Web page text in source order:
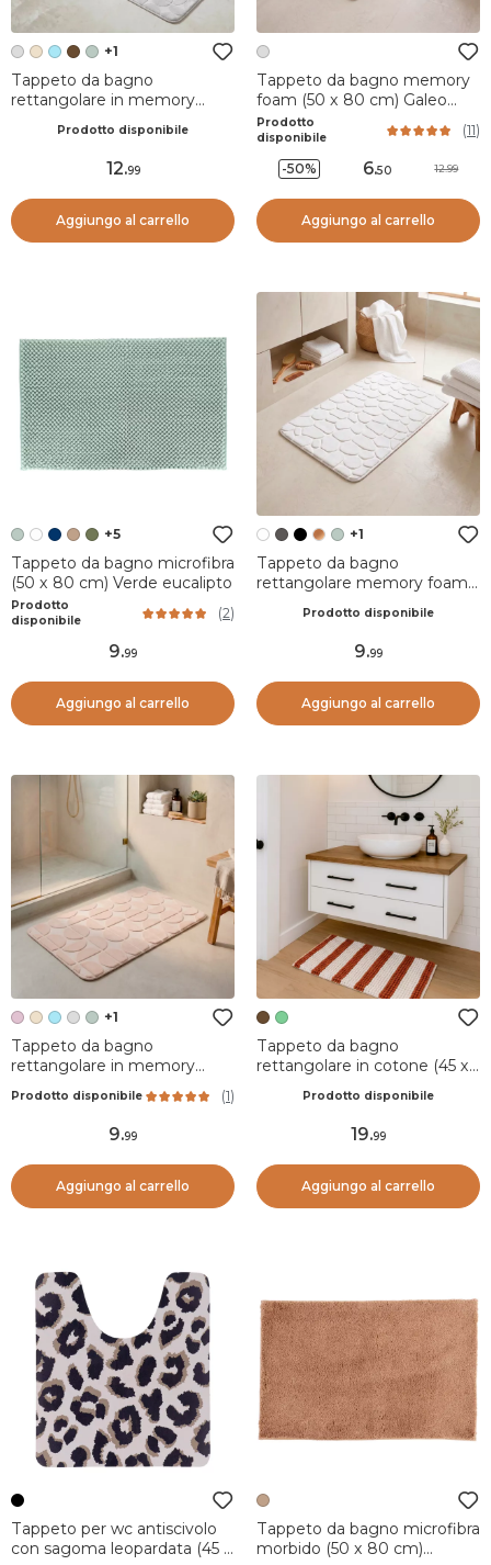
+1
Tappeto da bagno
rettangolare in memory
Grigio chiaro
Prodotto disponibile
12.99
Aggiungo al carrello
Tappeto da bagno memory
foam (50 x 80 cm) Galeo
Grigio chiaro
Prodotto
disponibile
(11)
-50% 6.50 12.99
Aggiungo al carrello
+5
Tappeto da bagno microfibra
(50 x 80 cm) Verde eucalipto
Prodotto
disponibile
(2)
9.99
Aggiungo al carrello
+1
Tappeto da bagno
rettangolare memory foam
Prodotto disponibile
9.99
Aggiungo al carrello
+1
Tappeto da bagno
rettangolare in memory
Rosa cipria
Prodotto disponibile (1)
9.99
Aggiungo al carrello
Tappeto da bagno
rettangolare in cotone (45 x
Prodotto disponibile
19.99
Aggiungo al carrello
Tappeto per wc antiscivolo
con sagoma leopardata (45 x
Tappeto da bagno microfibra
morbido (50 x 80 cm)